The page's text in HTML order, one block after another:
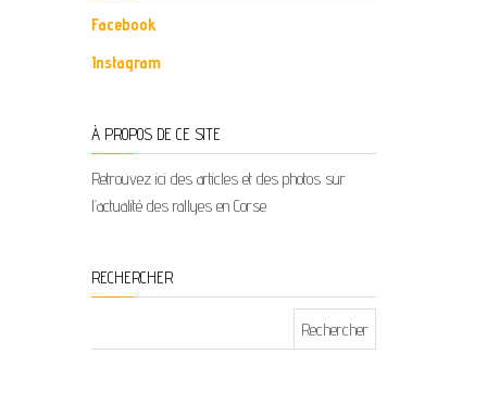
Facebook
Instagram
À PROPOS DE CE SITE
Retrouvez ici des articles et des photos sur
l’actualité des rallyes en Corse
RECHERCHER